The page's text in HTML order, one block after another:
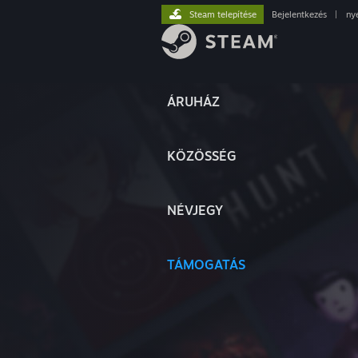
ÁRUHÁZ
KÖZÖSSÉG
NÉVJEGY
TÁMOGATÁS
Steam telepítése Bejelentkezés